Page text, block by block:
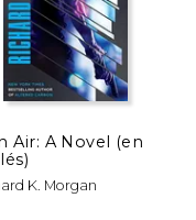
Air: A Novel (en
K. Morgan